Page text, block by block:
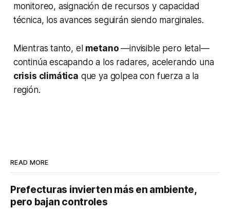
monitoreo, asignación de recursos y capacidad
técnica, los avances seguirán siendo marginales.
Mientras tanto, el metano—invisible pero letal—
continúa escapando a los radares, acelerando una
crisis climática que ya golpea con fuerza a la
región.
READ MORE
Prefecturas invierten más en ambiente,
pero bajan controles